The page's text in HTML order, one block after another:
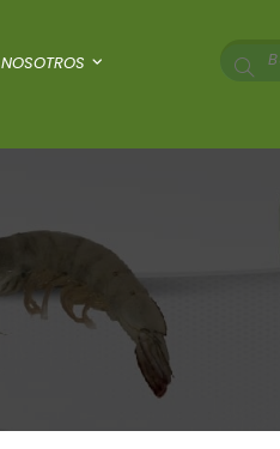
NOSOTROS